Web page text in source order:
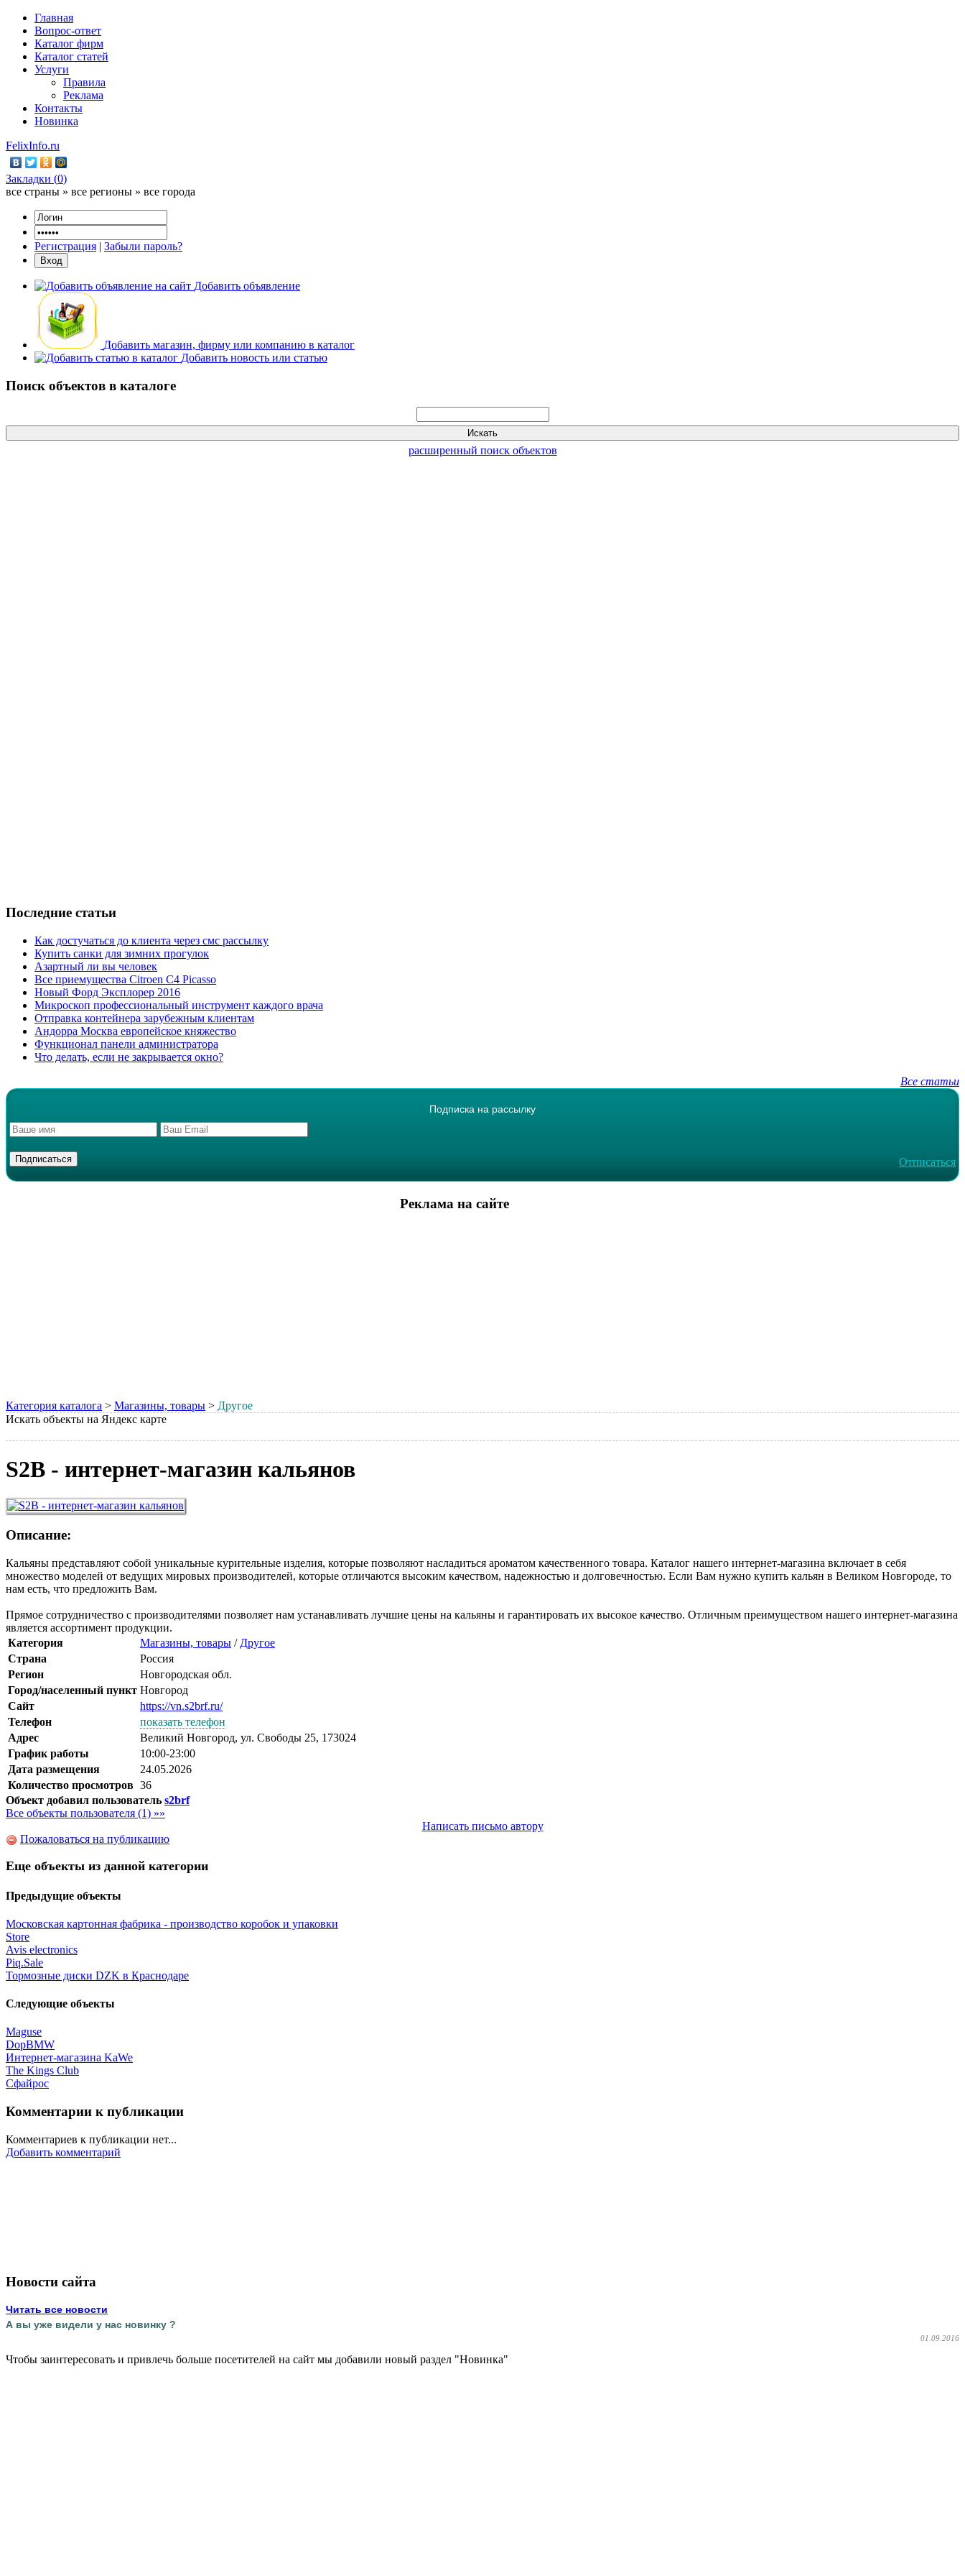
Главная
Вопрос-ответ
Каталог фирм
Каталог статей
Услуги
Правила
Реклама
Контакты
Новинка
FelixInfo.ru
Закладки (0)
все страны » все регионы » все города
Регистрация | Забыли пароль?
Добавить объявление
Добавить магазин, фирму или компанию в каталог
Добавить новость или статью
Поиск объектов в каталоге
расширенный поиск объектов
Последние статьи
Как достучаться до клиента через смс рассылку
Купить санки для зимних прогулок
Азартный ли вы человек
Все приемущества Сitroen C4 Picasso
Новый Форд Эксплорер 2016
Микроскоп профессиональный инструмент каждого врача
Отправка контейнера зарубежным клиентам
Андорра Москва европейское княжество
Функционал панели администратора
Что делать, если не закрывается окно?
Все статьи
Подписка на рассылку
Отписаться
Реклама на сайте
Категория каталога > Магазины, товары > Другое
Искать объекты на Яндекс карте
S2B - интернет-магазин кальянов
Описание:
Кальяны представляют собой уникальные курительные изделия, которые позволяют насладиться ароматом качественного товара. Каталог нашего интернет-магазина включает в себя
множество моделей от ведущих мировых производителей, которые отличаются высоким качеством, надежностью и долговечностью. Если Вам нужно купить кальян в Великом Новгороде, то
нам есть, что предложить Вам.
Прямое сотрудничество с производителями позволяет нам устанавливать лучшие цены на кальяны и гарантировать их высокое качество. Отличным преимуществом нашего интернет-магазина
является ассортимент продукции.
Категория
Магазины, товары / Другое
Страна
Россия
Регион
Новгородская обл.
Город/населенный пункт Новгород
Сайт
https://vn.s2brf.ru/
Телефон
показать телефон
Адрес
Великий Новгород, ул. Свободы 25, 173024
График работы
10:00-23:00
Дата размещения
24.05.2026
Количество просмотров 36
Объект добавил пользователь s2brf
Все объекты пользователя (1) »»
Написать письмо автору
Пожаловаться на публикацию
Еще объекты из данной категории
Предыдущие объекты
Московская картонная фабрика - производство коробок и упаковки
Store
Avis electronics
Piq.Sale
Тормозные диски DZK в Краснодаре
Следующие объекты
Maguse
DopBMW
Интернет-магазина KaWe
The Kings Club
Сфайрос
Комментарии к публикации
Комментариев к публикации нет...
Добавить комментарий
Новости сайта
Читать все новости
А вы уже видели у нас новинку ?
01.09.2016
Чтобы заинтересовать и привлечь больше посетителей на сайт мы добавили новый раздел "Новинка"